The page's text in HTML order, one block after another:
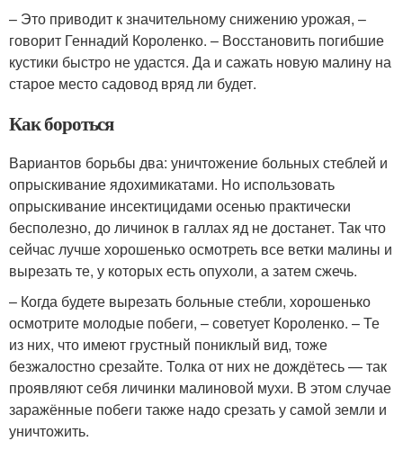
– Это приводит к значительному снижению урожая, –
говорит Геннадий Короленко. – Восстановить погибшие
кустики быстро не удастся. Да и сажать новую малину на
старое место садовод вряд ли будет.
Как бороться
Вариантов борьбы два: уничтожение больных стеблей и
опрыскивание ядохимикатами. Но использовать
опрыскивание инсектицидами осенью практически
бесполезно, до личинок в галлах яд не достанет. Так что
сейчас лучше хорошенько осмотреть все ветки малины и
вырезать те, у которых есть опухоли, а затем сжечь.
– Когда будете вырезать больные стебли, хорошенько
осмотрите молодые побеги, – советует Короленко. – Те
из них, что имеют грустный пониклый вид, тоже
безжалостно срезайте. Толка от них не дождётесь — так
проявляют себя личинки малиновой мухи. В этом случае
заражённые побеги также надо срезать у самой земли и
уничтожить.